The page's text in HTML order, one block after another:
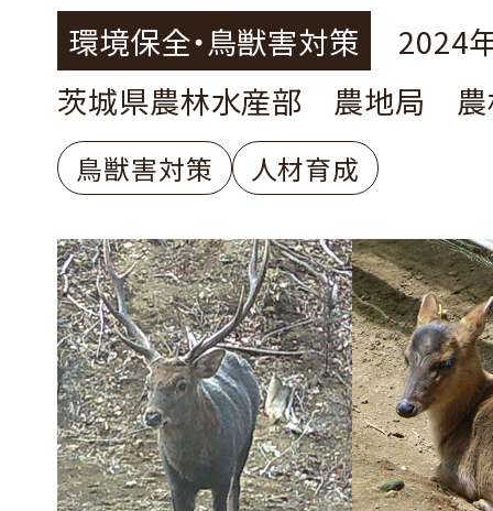
環境保全・鳥獣害対策
2024
茨城県農林水産部 農地局 農
鳥獣害対策 人材育成